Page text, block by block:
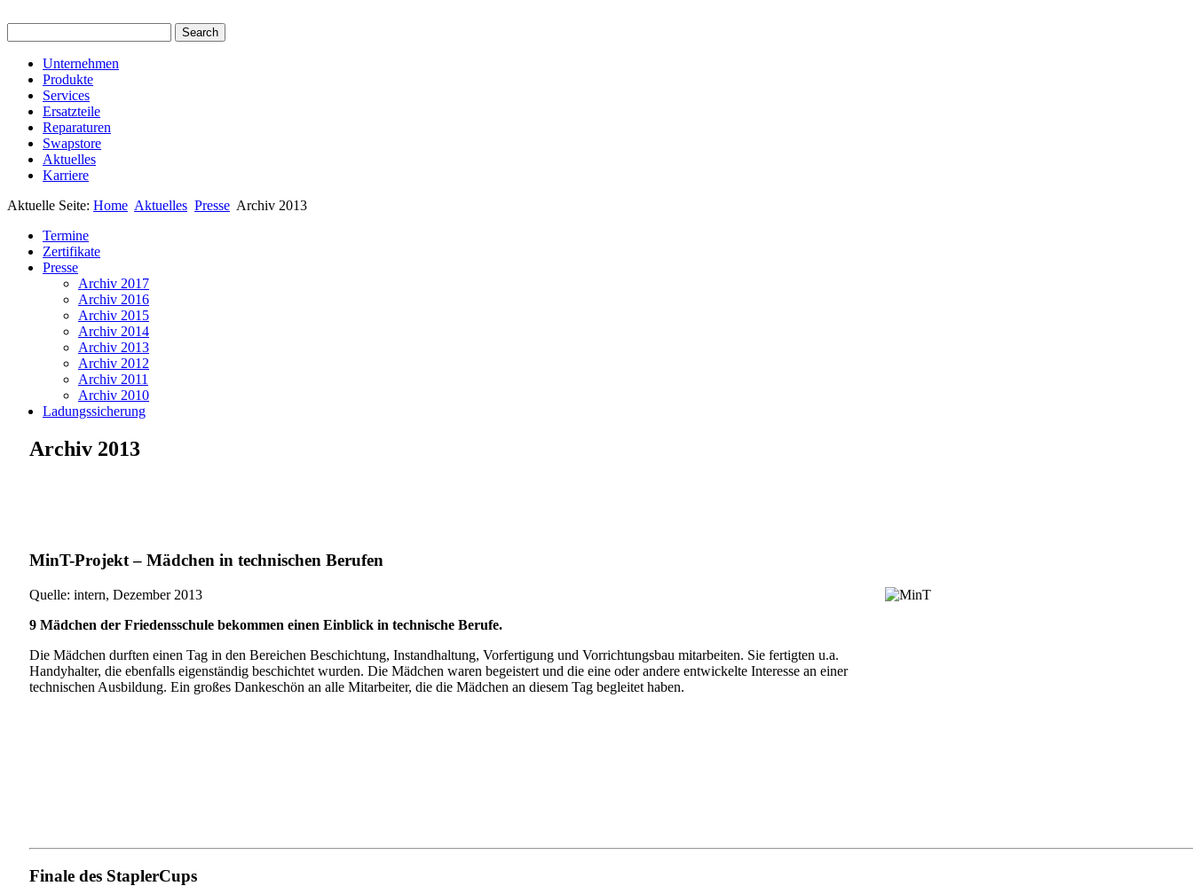
Unternehmen
Produkte
Services
Ersatzteile
Reparaturen
Swapstore
Aktuelles
Karriere
Aktuelle Seite: Home Aktuelles Presse Archiv 2013
Termine
Zertifikate
Presse
Archiv 2017
Archiv 2016
Archiv 2015
Archiv 2014
Archiv 2013
Archiv 2012
Archiv 2011
Archiv 2010
Ladungssicherung
Archiv 2013
MinT-Projekt – Mädchen in technischen Berufen
Quelle: intern, Dezember 2013
9 Mädchen der Friedensschule bekommen einen Einblick in technische Berufe.
Die Mädchen durften einen Tag in den Bereichen Beschichtung, Instandhaltung, Vorfertigung und Vorrichtungsbau mitarbeiten. Sie fertigten u.a.
Handyhalter, die ebenfalls eigenständig beschichtet wurden. Die Mädchen waren begeistert und die eine oder andere entwickelte Interesse an einer
technischen Ausbildung. Ein großes Dankeschön an alle Mitarbeiter, die die Mädchen an diesem Tag begleitet haben.
Finale des StaplerCups